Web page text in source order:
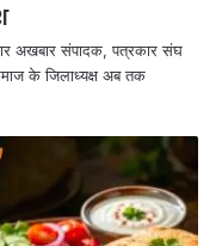
अखबार संपादक, पत्रकार संघ
के जिलाध्यक्ष अब तक